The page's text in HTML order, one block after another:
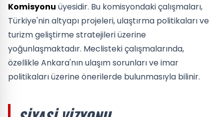
Komisyonu üyesidir. Bu komisyondaki çalışmaları,
Türkiye'nin altyapı projeleri, ulaştırma politikaları ve
turizm geliştirme stratejileri üzerine
yoğunlaşmaktadır. Meclisteki çalışmalarında,
özellikle Ankara'nın ulaşım sorunları ve imar
politikaları üzerine önerilerde bulunmasıyla bilinir.